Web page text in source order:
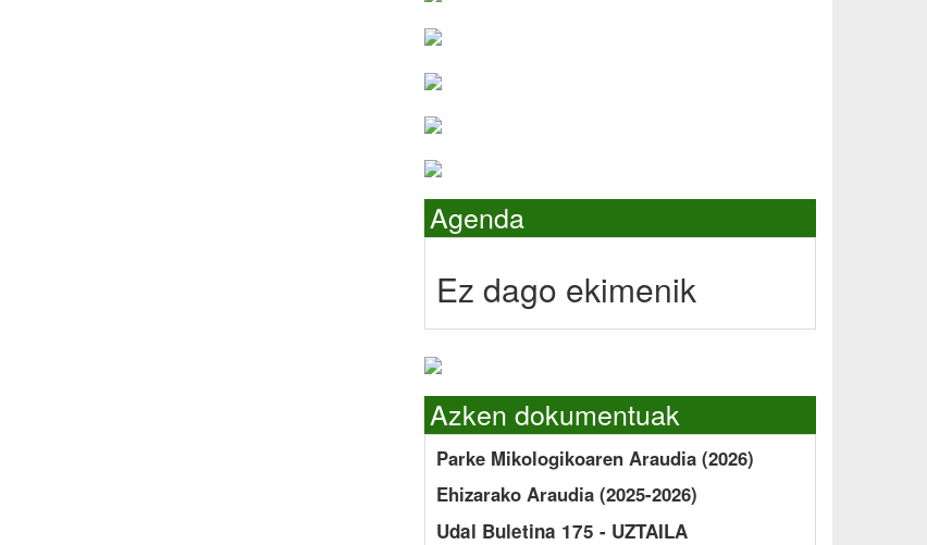
Agenda
Ez dago ekimenik
Azken dokumentuak
Parke Mikologikoaren Araudia (2026)
Ehizarako Araudia (2025-2026)
Udal Buletina 175 - UZTAILA